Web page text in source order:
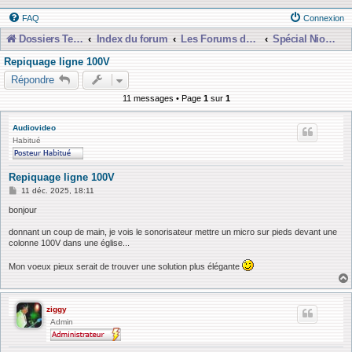
FAQ Connexion
Dossiers Techniques Index du forum Les Forums de Discussions
Spécial Nioubie Débutant
Repiquage ligne 100V
Répondre
11 messages • Page 1sur 1
Audiovideo
Habitué
Repiquage ligne 100V
M
s
g
e
11 déc. 2025, 18:11
bonjour
donnant un coup de main, je vois le sonorisateur mettre un micro sur pieds devant une
colonne 100V dans une église...
Mon voeux pieux serait de trouver une solution plus élégante
ziggy
Admin